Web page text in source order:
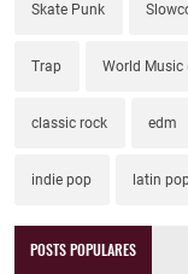
Skate Punk
Trap World Music
classic rock edm
indie pop latin
POSTS POPULARES